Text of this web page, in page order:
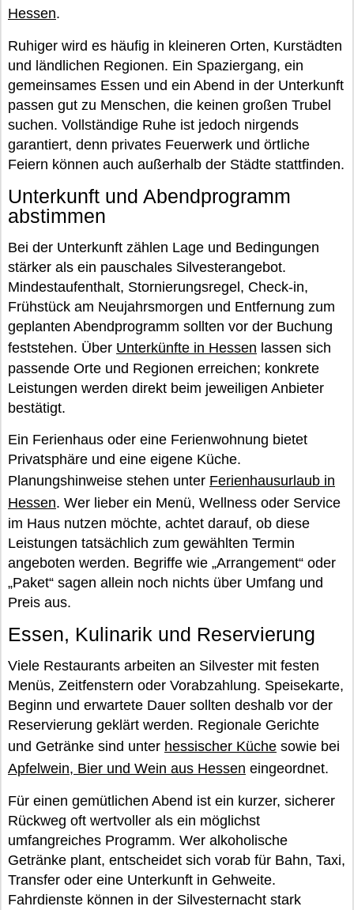
Hessen.
Ruhiger wird es häufig in kleineren Orten, Kurstädten
und ländlichen Regionen. Ein Spaziergang, ein
gemeinsames Essen und ein Abend in der Unterkunft
passen gut zu Menschen, die keinen großen Trubel
suchen. Vollständige Ruhe ist jedoch nirgends
garantiert, denn privates Feuerwerk und örtliche
Feiern können auch außerhalb der Städte stattfinden.
Unterkunft und Abendprogramm
abstimmen
Bei der Unterkunft zählen Lage und Bedingungen
stärker als ein pauschales Silvesterangebot.
Mindestaufenthalt, Stornierungsregel, Check-in,
Frühstück am Neujahrsmorgen und Entfernung zum
geplanten Abendprogramm sollten vor der Buchung
feststehen. Über Unterkünfte in Hessen lassen sich
passende Orte und Regionen erreichen; konkrete
Leistungen werden direkt beim jeweiligen Anbieter
bestätigt.
Ein Ferienhaus oder eine Ferienwohnung bietet
Privatsphäre und eine eigene Küche.
Planungshinweise stehen unter Ferienhausurlaub in
Hessen. Wer lieber ein Menü, Wellness oder Service
im Haus nutzen möchte, achtet darauf, ob diese
Leistungen tatsächlich zum gewählten Termin
angeboten werden. Begriffe wie „Arrangement“ oder
„Paket“ sagen allein noch nichts über Umfang und
Preis aus.
Essen, Kulinarik und Reservierung
Viele Restaurants arbeiten an Silvester mit festen
Menüs, Zeitfenstern oder Vorabzahlung. Speisekarte,
Beginn und erwartete Dauer sollten deshalb vor der
Reservierung geklärt werden. Regionale Gerichte
und Getränke sind unter hessischer Küche sowie bei
Apfelwein, Bier und Wein aus Hessen eingeordnet.
Für einen gemütlichen Abend ist ein kurzer, sicherer
Rückweg oft wertvoller als ein möglichst
umfangreiches Programm. Wer alkoholische
Getränke plant, entscheidet sich vorab für Bahn, Taxi,
Transfer oder eine Unterkunft in Gehweite.
Fahrdienste können in der Silvesternacht stark